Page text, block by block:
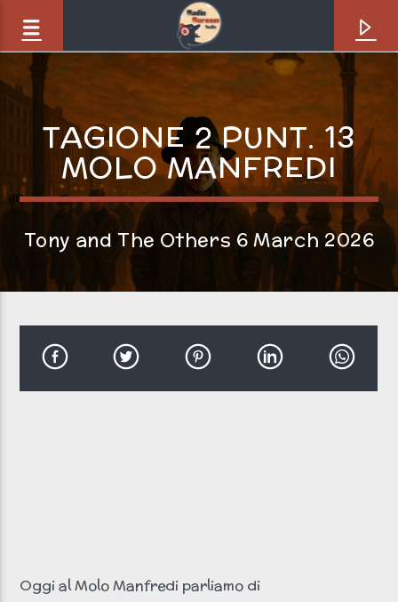
Do it and it is done [8aF]
TAGIONE 2 PUNT. 13
MOLO MANFREDI
Tony and The Others 6 March 2026
Oggi al Molo Manfredi parliamo di